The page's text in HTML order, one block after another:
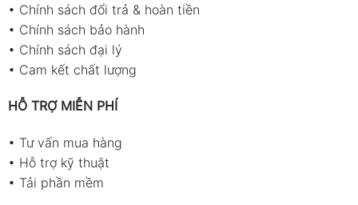
• Chính sách đổi trả & hoàn tiền
• Chính sách bảo hành
• Chính sách đại lý
• Cam kết chất lượng
HỖ TRỢ MIỄN PHÍ
• Tư vấn mua hàng
• Hỗ trợ kỹ thuật
• Tải phần mềm